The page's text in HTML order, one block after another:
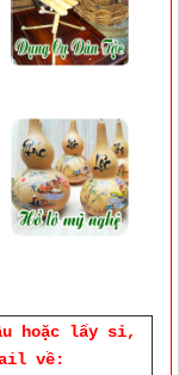
hoặc lấy sỉ,
về: